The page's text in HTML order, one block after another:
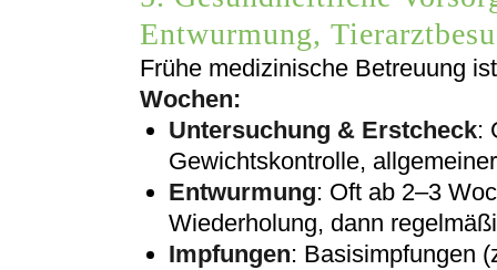
Entwurmung,
Frühe medizinische Betreuung
Wochen:
Untersuchung & Erstcheck:
Gewichtskontrolle,
Entwurmung: Oft ab 2–3
Wiederholung, dann
Impfungen: Basisimpfungen